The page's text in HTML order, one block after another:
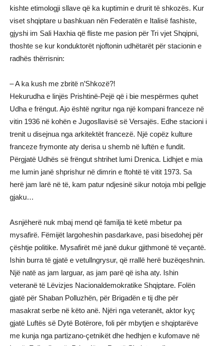
kishte etimologji sllave që ka kuptimin e drurit të shkozës. Kur
viset shqiptare u bashkuan nën Federatën e Italisë fashiste,
gjyshi im Sali Haxhia që fliste me pasion për Tri vjet Shqipni,
thoshte se kur konduktorët njoftonin udhëtarët për stacionin e
radhës thërrisnin:
– A ka kush me zbritë n’Shkozë?!
Hekurudha e linjës Prishtinë-Pejë që i bie mespërmes quhet
Udha e frëngut. Ajo është ngritur nga një kompani franceze në
vitin 1936 në kohën e Jugosllavisë së Versajës. Edhe stacioni i
trenit u disejnua nga arkitektët francezë. Një copëz kulture
franceze frymonte aty derisa u shemb në luftën e fundit.
Përgjatë Udhës së frëngut shtrihet lumi Drenica. Lidhjet e mia
me lumin janë shprishur në dimrin e ftohtë të vitit 1973. Sa
herë jam larë në të, kam patur ndjesinë sikur notoja mbi pellgje
gjaku…
Asnjëherë nuk mbaj mend që familja të ketë mbetur pa
mysafirë. Fëmijët largoheshin pasdarkave, pasi bisedohej për
çështje politike. Mysafirët më janë dukur gjithmonë të veçantë.
Ishin burra të gjatë e vetullngrysur, që rrallë herë buzëqeshnin.
Një natë as jam larguar, as jam parë që isha aty. Ishin
veteranë të Lëvizjes Nacionaldemokratike Shqiptare. Folën
gjatë për Shaban Polluzhën, për Brigadën e tij dhe për
masakrat serbe në këto anë. Njëri nga veteranët, aktor kyç
gjatë Luftës së Dytë Botërore, foli për mbytjen e shqiptarëve
me kunja nga partizano-çetnikët dhe hedhjen e kufomave në